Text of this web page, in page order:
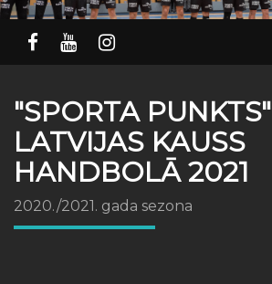
"SPORTA PUNKTS"
LATVIJAS KAUSS
HANDBOLĀ 2021
2020./2021. gada sezona